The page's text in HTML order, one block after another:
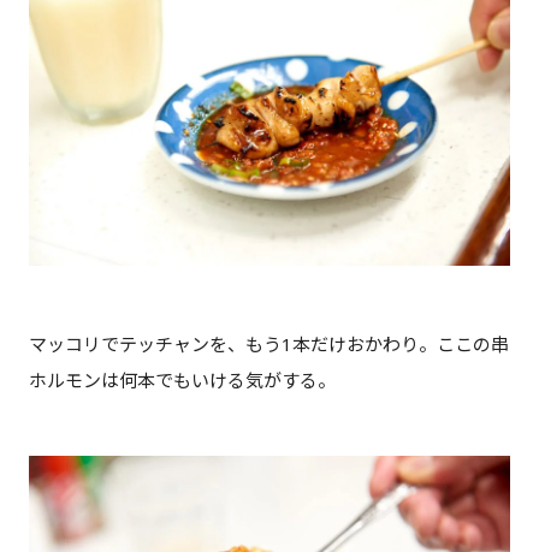
マッコリでテッチャンを、もう1本だけおかわり。ここの串
ホルモンは何本でもいける気がする。